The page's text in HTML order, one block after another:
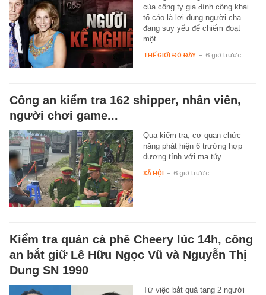
của công ty gia đình công khai
tố cáo là lợi dụng người cha
đang suy yếu để chiếm đoạt
một…
THẾ GIỚI ĐÓ ĐÂY - 6 giờ trước
Công an kiểm tra 162 shipper, nhân viên,
người chơi game...
Qua kiểm tra, cơ quan chức
năng phát hiện 6 trường hợp
dương tính với ma túy.
XÃ HỘI - 6 giờ trước
Kiểm tra quán cà phê Cheery lúc 14h, công
an bắt giữ Lê Hữu Ngọc Vũ và Nguyễn Thị
Dung SN 1990
Từ việc bắt quả tang 2 người